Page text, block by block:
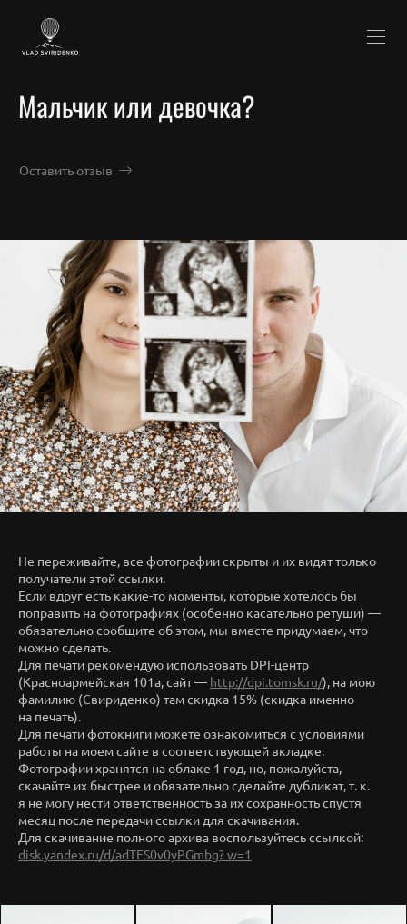
Мальчик или девочка?
Оставить отзыв
Не переживайте, все фотографии скрыты и их видят только
получатели этой ссылки.
Если вдруг есть какие-то моменты, которые хотелось бы
поправить на фотографиях (особенно касательно ретуши) —
обязательно сообщите об этом, мы вместе придумаем, что
можно сделать.
Для печати рекомендую использовать DPI-центр
(Красноармейская 101а, сайт — http://dpi.tomsk.ru/), на мою
фамилию (Свириденко) там скидка 15% (скидка именно
на печать).
Для печати фотокниги можете ознакомиться с условиями
работы на моем сайте в соответствующей вкладке.
Фотографии хранятся на облаке 1 год, но, пожалуйста,
скачайте их быстрее и обязательно сделайте дубликат, т. к.
я не могу нести ответственность за их сохранность спустя
месяц после передачи ссылки для скачивания.
Для скачивание полного архива воспользуйтесь ссылкой:
disk.yandex.ru/d/adTFS0v0yPGmbg? w=1